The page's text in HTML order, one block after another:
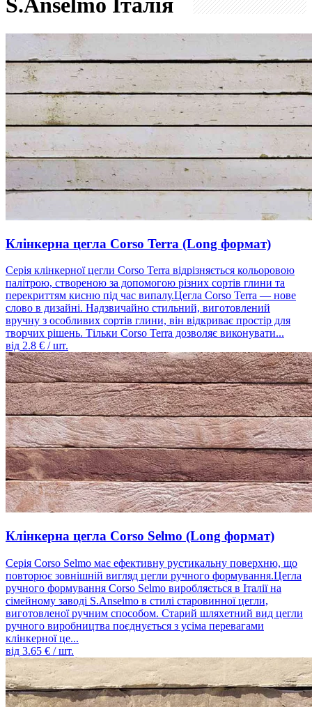
S.Anselmo Італія
Клінкерна цегла Corso Terra (Long формат)
Серія клінкерної цегли Corso Terra відрізняється кольоровою
палітрою, створеною за допомогою різних сортів глини та
перекриттям кисню під час випалу.Цегла Corso Terra — нове
слово в дизайні. Надзвичайно стильний, виготовлений
вручну з особливих сортів глини, він відкриває простір для
творчих рішень. Тільки Corso Terra дозволяє виконувати...
від 2.8 € / шт.
Клінкерна цегла Corso Selmo (Long формат)
Серія Corso Selmo має ефективну рустикальну поверхню, що
повторює зовнішній вигляд цегли ручного формування.Цегла
ручного формування Corso Selmo виробляється в Італії на
сімейному заводі S.Anselmo в стилі старовинної цегли,
виготовленої ручним способом. Старий шляхетний вид цегли
ручного виробництва поєднується з усіма перевагами
клінкерної це...
від 3.65 € / шт.